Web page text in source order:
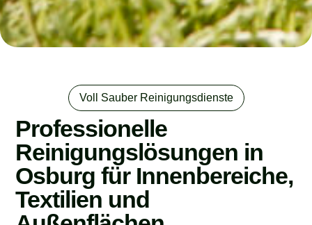
Voll Sauber Reinigungsdienste
Professionelle
Reinigungslösungen in
Osburg für Innenbereiche,
Textilien und
Außenflächen